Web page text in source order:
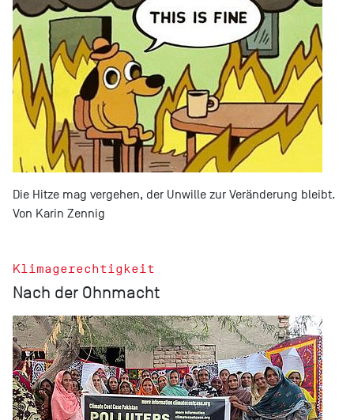
Die Hitze mag vergehen, der Unwille zur Veränderung bleibt.
Von Karin Zennig
Klimagerechtigkeit
Nach der Ohnmacht